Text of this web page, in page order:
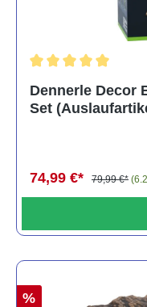
Dennerle Decor
Set
74,99 €* 79,99 €*
%